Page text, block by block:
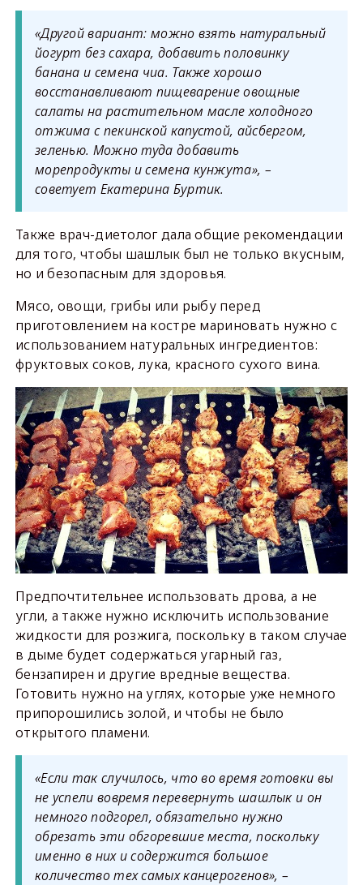
«Другой вариант: можно взять натуральный
йогурт без сахара, добавить половинку
банана и семена чиа. Также хорошо
восстанавливают пищеварение овощные
салаты на растительном масле холодного
отжима с пекинской капустой, айсбергом,
зеленью. Можно туда добавить
морепродукты и семена кунжута», –
советует Екатерина Буртик.
Также врач-диетолог дала общие рекомендации
для того, чтобы шашлык был не только вкусным,
но и безопасным для здоровья.
Мясо, овощи, грибы или рыбу перед
приготовлением на костре мариновать нужно с
использованием натуральных ингредиентов:
фруктовых соков, лука, красного сухого вина.
Предпочтительнее использовать дрова, а не
угли, а также нужно исключить использование
жидкости для розжига, поскольку в таком случае
в дыме будет содержаться угарный газ,
бензапирен и другие вредные вещества.
Готовить нужно на углях, которые уже немного
припорошились золой, и чтобы не было
открытого пламени.
«Если так случилось, что во время готовки вы
не успели вовремя перевернуть шашлык и он
немного подгорел, обязательно нужно
обрезать эти обгоревшие места, поскольку
именно в них и содержится большое
количество тех самых канцерогенов», –